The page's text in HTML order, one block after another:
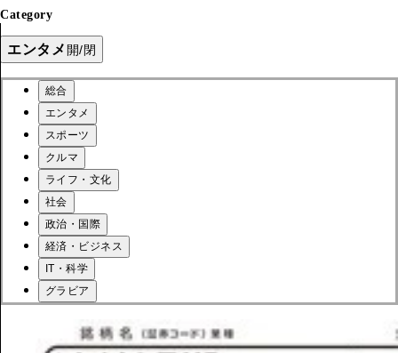
Category
エンタメ 開/閉
総合
エンタメ
スポーツ
クルマ
ライフ・文化
社会
政治・国際
経済・ビジネス
IT・科学
グラビア